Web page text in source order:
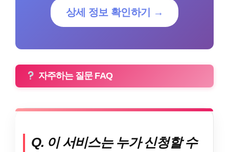
상세 정보 확인하기 →
자주하는 질문 FAQ
Q. 이 서비스는 누가 신청할 수